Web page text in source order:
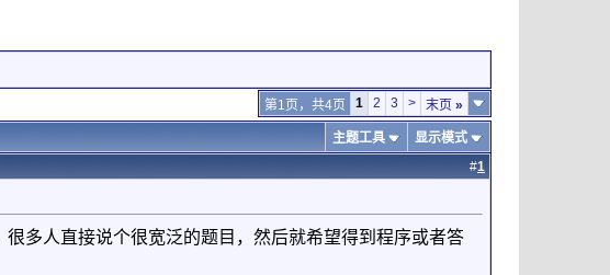
第1页，共4页 1 2 3 > 末页 »
主题工具
显示模式
#1
多人直接说个很宽泛的题目，然后就希望得到程序或者答